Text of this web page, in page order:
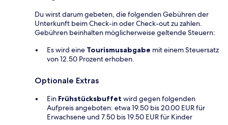
Du wirst darum gebeten, die folgenden Gebühren der
Unterkunft beim Check-in oder Check-out zu zahlen.
Gebühren beinhalten möglicherweise geltende Steuern:
Es wird eine Tourismusabgabe mit einem Steuersatz
von 12.50 Prozent erhoben.
Optionale Extras
Ein Frühstücksbuffet wird gegen folgenden
Aufpreis angeboten: etwa 19.50 bis 20.00 EUR für
Erwachsene und 7.50 bis 19.50 EUR für Kinder